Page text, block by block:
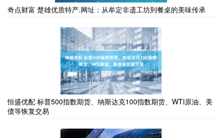
奇点财富 楚雄优质特产.网址：从牟定非遗工坊到餐桌的美味传承
恒盛优配 标普500指数期货、纳斯达克100指数期货、WTI原油、美
债等恢复交易